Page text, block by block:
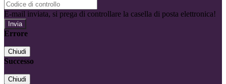
E-mail inviata, si prega di controllare la casella di posta elettronica!
Errore
Chiudi
Successo
Chiudi